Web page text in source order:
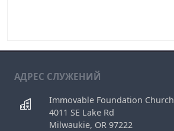
АДРЕС СЛУЖЕНИЙ
Immovable Foundation Church
4011 SE Lake Rd
Milwaukie, OR 97222